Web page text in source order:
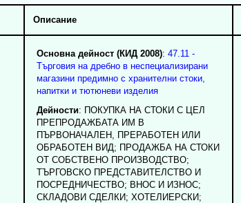
Описание
Основна дейност (КИД 2008): 47.11 -
Търговия на дребно в неспециализирани
магазини предимно с хранителни стоки,
напитки и тютюневи изделия
Дейности: ПОКУПКА НА СТОКИ С ЦЕЛ
ПРЕПРОДАЖБАТА ИМ В
ПЪРВОНАЧАЛЕН, ПРЕРАБОТЕН ИЛИ
ОБРАБОТЕН ВИД; ПРОДАЖБА НА СТОКИ
ОТ СОБСТВЕНО ПРОИЗВОДСТВО;
ТЪРГОВСКО ПРЕДСТАВИТЕЛСТВО И
ПОСРЕДНИЧЕСТВО; ВНОС И ИЗНОС;
СКЛАДОВИ СДЕЛКИ; ХОТЕЛИЕРСКИ;